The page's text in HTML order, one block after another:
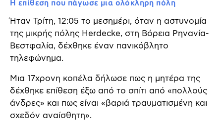
Η επίθεση που πάγωσε μια ολόκληρη πόλη
Ήταν Τρίτη, 12:05 το μεσημέρι, όταν η αστυνομία
της μικρής πόλης Herdecke, στη Βόρεια Ρηνανία-
Βεστφαλία, δέχθηκε έναν πανικόβλητο
τηλεφώνημα.
Μια 17χρονη κοπέλα δήλωσε πως η μητέρα της
δέχθηκε επίθεση έξω από το σπίτι από «πολλούς
άνδρες» και πως είναι «βαριά τραυματισμένη και
σχεδόν αναίσθητη».